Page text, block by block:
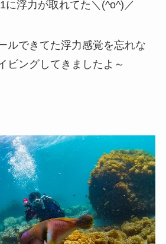
に浮力が取れてた＼(^o^)／
ルできてた浮力感覚を忘れな
ビングしてきましたよ～